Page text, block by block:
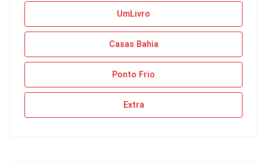
UmLivro
Casas Bahia
Ponto Frio
Extra